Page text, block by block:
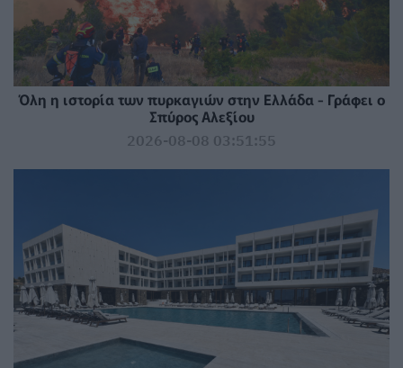
Όλη η ιστορία των πυρκαγιών στην Ελλάδα - Γράφει ο
Σπύρος Αλεξίου
2026-08-08 03:51:55